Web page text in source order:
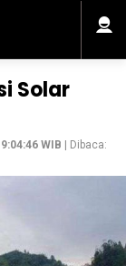
Solar
WIB | Dibaca: